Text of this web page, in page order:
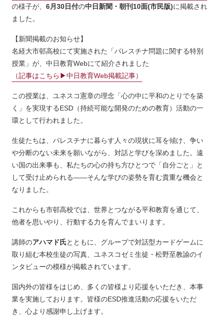
の様子が、 6月30日付の中日新聞・朝刊10面(市民版)に掲載され
ました。
【新聞掲載のお知らせ】
名経大市邨高校にて実施された「パレスチナ問題に関する特別
授業」が、中日教育Webにて紹介されました
（記事はこちら▶︎中日教育Web掲載記事）
この授業は、ユネスコ憲章の理念「心の中に平和のとりでを築
く」を実現するESD（持続可能な開発のための教育）活動の一
環として行われました。
生徒たちは、パレスチナに暮らす人々の現状に耳を傾け、争い
や分断のない未来を願いながら、対話と学びを深めました。遠
い国の出来事も、私たちの心の持ち方ひとつで「自分ごと」と
して受け止められる——そんな学びの姿勢を育む貴重な機会と
なりました。
これからも市邨高校では、世界とつながる平和教育を通じて、
他者を思いやり、行動する力を育んでまいります。
講師のアハマド氏とともに、グループで対話型カードゲームに
取り組む本校生徒の写真、ユネスコゼミ生徒・松野至教諭のイ
ンタビューの模様が掲載されています。
国内外の皆様をはじめ、多くの皆様より応援をいただき、本事
業を実施しております。皆様のESD推進活動の応援をいただ
き、心より感謝申し上げます。